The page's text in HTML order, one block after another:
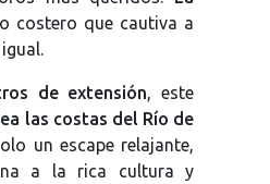
costero que cautiva a
de extensión, este
las costas del Río de
un escape relajante,
a la rica cultura y